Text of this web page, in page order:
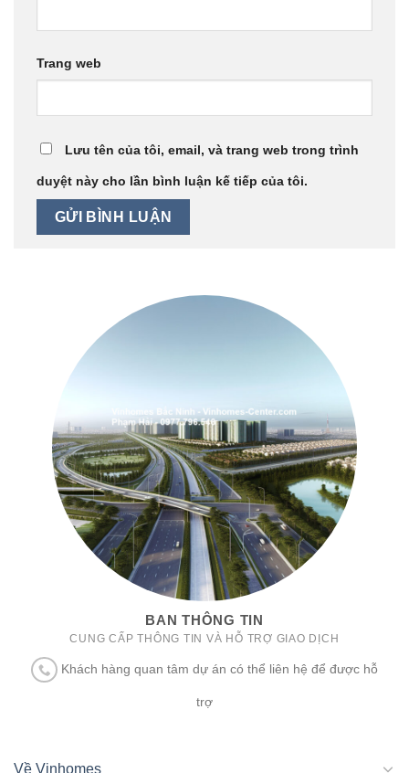
Trang web
Lưu tên của tôi, email, và trang web trong trình
duyệt này cho lần bình luận kế tiếp của tôi.
BAN THÔNG TIN
CUNG CẤP THÔNG TIN VÀ HỖ TRỢ GIAO DỊCH
Khách hàng quan tâm dự án có thể liên hệ để được hỗ
trợ
Về Vinhomes